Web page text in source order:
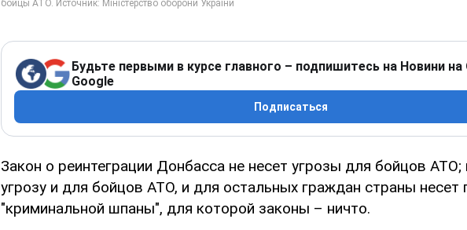
Будьте первыми в курсе главного – подпишитесь на Новини на
Google
Подписаться
Закон о реинтеграции Донбасса не несет угрозы для бойцов
угрозу и для бойцов АТО, и для остальных граждан страны несет
"криминальной шпаны", для которой законы – ничто.